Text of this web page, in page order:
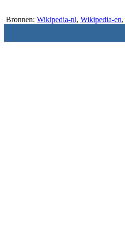
Bronnen: Wikipedia-nl, Wikipedia-en,